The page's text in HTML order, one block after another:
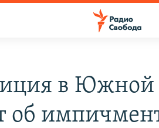
в Южной
об